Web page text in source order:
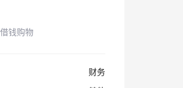
钱购物
财务